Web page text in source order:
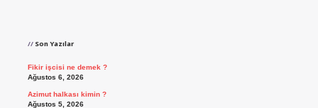
Son Yazılar
Fikir işcisi ne demek ?
Ağustos 6, 2026
Azimut halkası kimin ?
Ağustos 5, 2026